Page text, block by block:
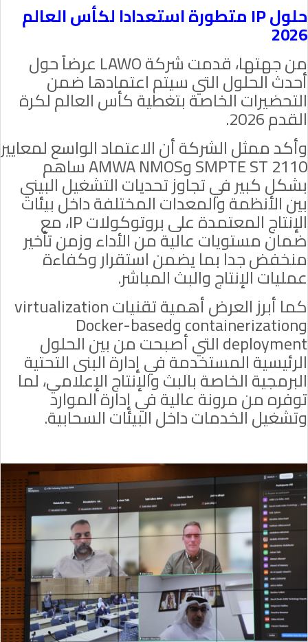
حلولIP متطورة استعدادا لكأس العالم
2026
من جهتها، قدمت شركةLAWO عرضاً حول
أحدث الحلول التي سيتم اعتمادها ضمن
التحضيرات الخاصة بتغطية كأس العالم لكرة
القدم 2026.
وأكد ممثل الشركة أن الاعتماد الواسع لمعايير
SMPTE ST 2110وAMWA NMOSساهم
بشكل كبير في تجاوز تحديات التشغيل البيني
بين الأنظمة والمعدات المختلفة داخل بيئات
الإنتاج المعتمدة على بروتوكولاتIP، مع
ضمان مستويات عالية من الأداء وزمن تأخير
منخفض جدا بما يضمن استقرار وكفاءة
عمليات الإنتاج والبث المباشر.
كما أبرز العرض أهمية تقنياتvirtualization
وcontainerizationوDocker-based
deploymentالتي أصبحت من بين الحلول
الرئيسية المستخدمة في إدارة البنى التحتية
البرمجية الخاصة بالبث والإنتاج الإعلامي، لما
توفره من مرونة عالية في إدارة الموارد
وتشغيل الخدمات داخل البيئات السحابية.